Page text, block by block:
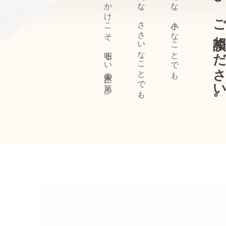
ぜひ、ご相
どんな、小さなことでも、
どんな、ささいなことでも、
きっかけこそ、明るい未来の第一歩。